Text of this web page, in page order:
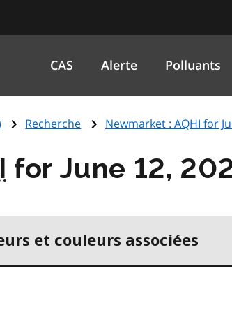
CAS Alerte Polluants
Recherche Newmarket : AQHI for
for June 12,
et couleurs associées